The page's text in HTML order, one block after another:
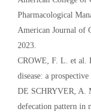
Pharmacological
American Journal of
2023.
CROWE, F. L. et al.
disease: a
DE SCHRYVER, A.
defecation pattern in